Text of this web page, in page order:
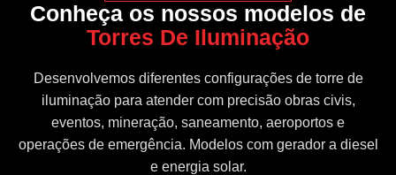
Conheça os nossos modelos de
Torres De Iluminação
Desenvolvemos diferentes configurações de torre de
iluminação para atender com precisão obras civis,
eventos, mineração, saneamento, aeroportos e
operações de emergência. Modelos com gerador a diesel
e energia solar.